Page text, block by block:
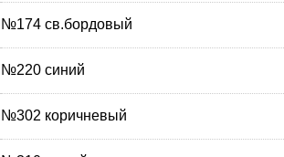
№174 св.бордовый
№220 синий
№302 коричневый